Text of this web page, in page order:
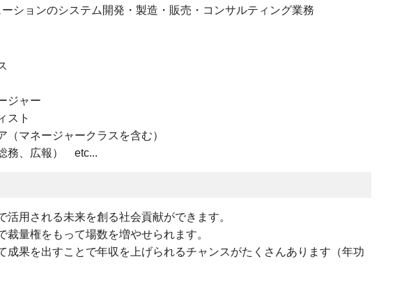
ーションのシステム開発・製造・販売・コンサルティング業務
ジャー
スト
（マネージャークラスを含む）
務、広報） etc...
活用される未来を創る社会貢献ができます。
裁量権をもって場数を増やせられます。
成果を出すことで年収を上げられるチャンスがたくさんあります（年功